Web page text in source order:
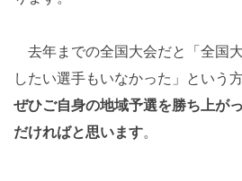
去年までの全国大会だと「全国
したい選手もいなかった」という
ぜひご自身の地域予選を勝ち上が
だければと思います。